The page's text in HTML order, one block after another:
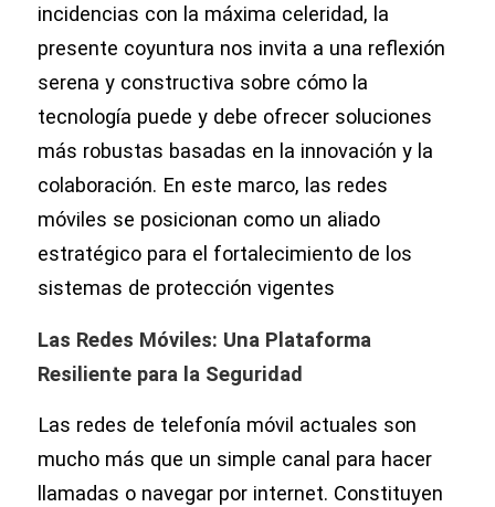
incidencias con la máxima celeridad, la
presente coyuntura nos invita a una reflexión
serena y constructiva sobre cómo la
tecnología puede y debe ofrecer soluciones
más robustas basadas en la innovación y la
colaboración. En este marco, las redes
móviles se posicionan como un aliado
estratégico para el fortalecimiento de los
sistemas de protección vigentes
Las Redes Móviles: Una Plataforma
Resiliente para la Seguridad
Las redes de telefonía móvil actuales son
mucho más que un simple canal para hacer
llamadas o navegar por internet. Constituyen